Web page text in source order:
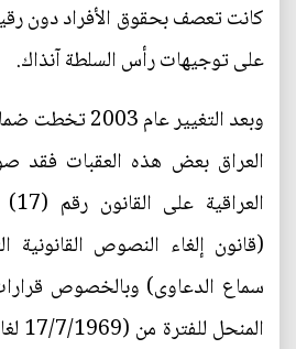
كانت تعصف بحقوق الأفراد دون
على توجيهات رأس السلطة آنذاك.
وبعد التغيير
العراق بعض هذه العقبات فقد
(قانون إلغاء النصوص القانونية
سماع الدعاوى) وبالخصوص